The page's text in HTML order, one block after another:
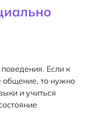
Если к
общение, то нужно
и учиться